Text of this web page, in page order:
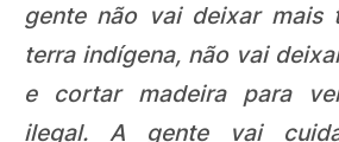
gente não vai deixar mais
terra indígena, não vai
e cortar madeira para
ilegal. A gente vai